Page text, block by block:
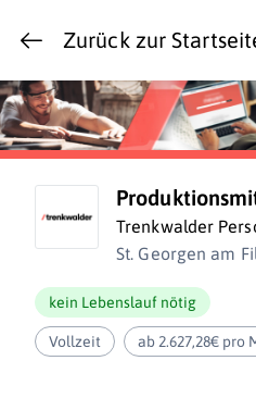
Zurück zur
Trenkwalder
St. Georgen am
kein Lebenslauf nötig
Vollzeit ab 2.627,28€ pro